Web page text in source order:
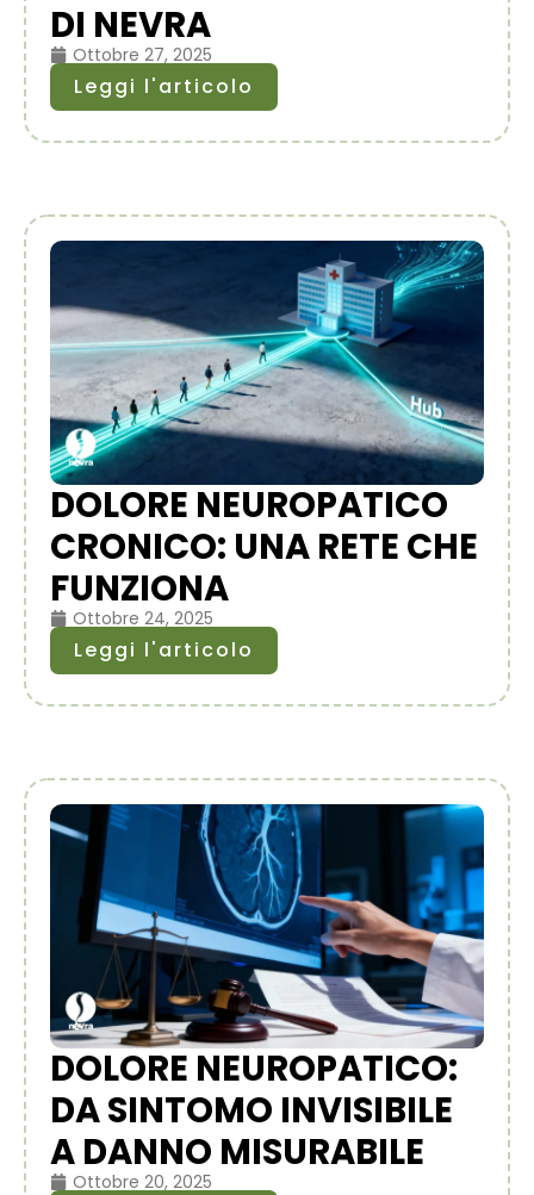
DI NEVRA
Ottobre 27, 2025
Leggi l'articolo
DOLORE NEUROPATICO
CRONICO: UNA RETE CHE
FUNZIONA
Ottobre 24, 2025
Leggi l'articolo
DOLORE NEUROPATICO:
DA SINTOMO INVISIBILE
A DANNO MISURABILE
Ottobre 20, 2025